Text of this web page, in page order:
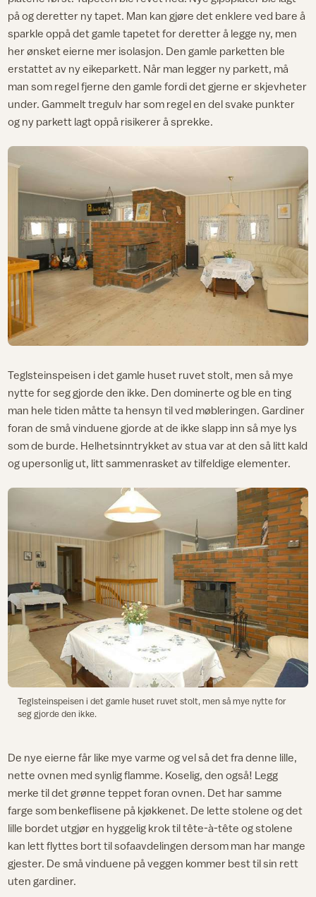
på og deretter ny tapet. Man kan gjøre det enklere ved bare å
sparkle oppå det gamle tapetet for deretter å legge ny, men
her ønsket eierne mer isolasjon. Den gamle parketten ble
erstattet av ny eikeparkett. Når man legger ny parkett, må
man som regel fjerne den gamle fordi det gjerne er skjevheter
under. Gammelt tregulv har som regel en del svake punkter
og ny parkett lagt oppå risikerer å sprekke.
Teglsteinspeisen i det gamle huset ruvet stolt, men så mye
nytte for seg gjorde den ikke. Den dominerte og ble en ting
man hele tiden måtte ta hensyn til ved møbleringen. Gardiner
foran de små vinduene gjorde at de ikke slapp inn så mye lys
som de burde. Helhetsinntrykket av stua var at den så litt kald
og upersonlig ut, litt sammenrasket av tilfeldige elementer.
Teglsteinspeisen i det gamle huset ruvet stolt, men så mye nytte for
seg gjorde den ikke.
De nye eierne får like mye varme og vel så det fra denne lille,
nette ovnen med synlig flamme. Koselig, den også! Legg
merke til det grønne teppet foran ovnen. Det har samme
farge som benkeflisene på kjøkkenet. De lette stolene og det
lille bordet utgjør en hyggelig krok til tête-à-tête og stolene
kan lett flyttes bort til sofaavdelingen dersom man har mange
gjester. De små vinduene på veggen kommer best til sin rett
uten gardiner.